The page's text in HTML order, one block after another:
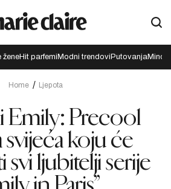
ženeHit parfemi Modni trendovi Putovanja
Home Ljepota
Emily: Precool
koju će
svi ljubitelji serije